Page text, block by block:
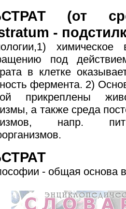
(от
-
химическое
под
в клетке
фермента. 2)
прикреплены
а также среда
напр.
- общая основа